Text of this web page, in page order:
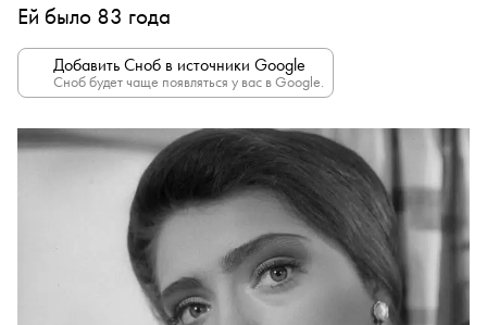
Ей было 83 года
Добавить Сноб в источники Google
Сноб будет чаще появляться у вас в Google.